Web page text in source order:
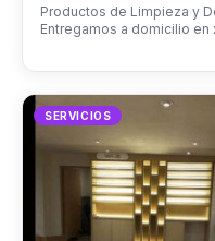
Productos de Limpieza y
Entregamos a domicilio
SERVICIOS